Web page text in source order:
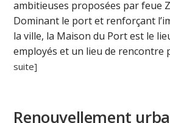
ambitieuses proposées par feue
Dominant le port et renforçant
la ville, la Maison du Port est le
employés et un lieu de rencontre
suite]
Renouvellement